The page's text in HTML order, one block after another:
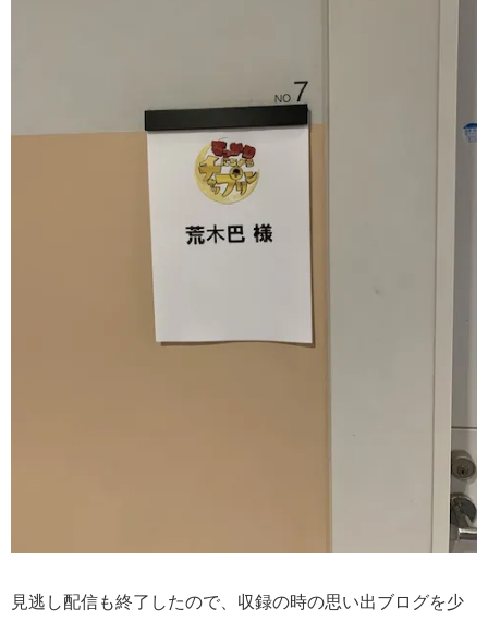
見逃し配信も終了したので、収録の時の思い出ブログを少